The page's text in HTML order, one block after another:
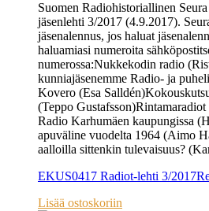
Suomen Radiohistoriallinen
jäsenlehti 3/2017 (4.9.2017).
jäsenalennus, jos haluat
haluamiasi numeroita
numerossa:Nukkekodin radio
kunniajäsenemme Radio- ja
Kovero (Esa
(Teppo
Radio Karhumäen kaupungissa
apuväline vuodelta 1964 (Aimo
aalloilla sittenkin tulevaisuus?
EKUS0417 Radiot-lehti 3/2017
Lisää ostoskoriin